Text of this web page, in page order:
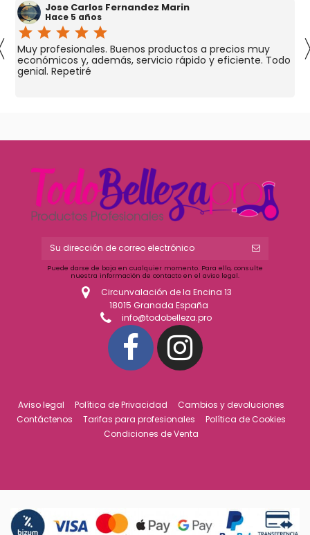
Jose Carlos Fernandez Marin
Hace 5 años
star star star star star
Muy profesionales. Buenos productos a precios muy
económicos y, además, servicio rápido y eficiente. Todo
genial. Repetiré
Puede darse de baja en cualquier momento. Para ello, consulte
nuestra información de contacto en el aviso legal.
Circunvalación de la Encina 13
18015 Granada España
info@todobelleza.pro
Aviso legal Política de Privacidad
Cambios y devoluciones
Contáctenos
Tarifas para profesionales
Política de Cookies
Condiciones de Venta